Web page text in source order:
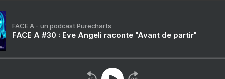
FACE A - un podcast Purecharts
FACE A #30 : Eve Angeli raconte "Avant de partir"